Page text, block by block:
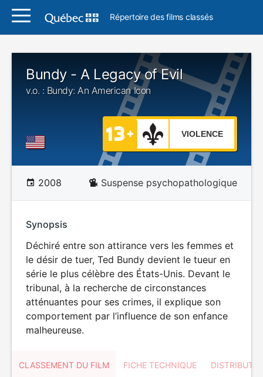
Répertoire des films classés
Bundy - A Legacy of Evil
v.o. : Bundy: An American Icon
VIOLENCE
2008 Suspense psychopathologique
Synopsis
Déchiré entre son attirance vers les femmes et
le désir de tuer, Ted Bundy devient le tueur en
série le plus célèbre des États-Unis. Devant le
tribunal, à la recherche de circonstances
atténuantes pour ses crimes, il explique son
comportement par l’influence de son enfance
malheureuse.
CLASSEMENT DU FILM FICHE TECHNIQUE